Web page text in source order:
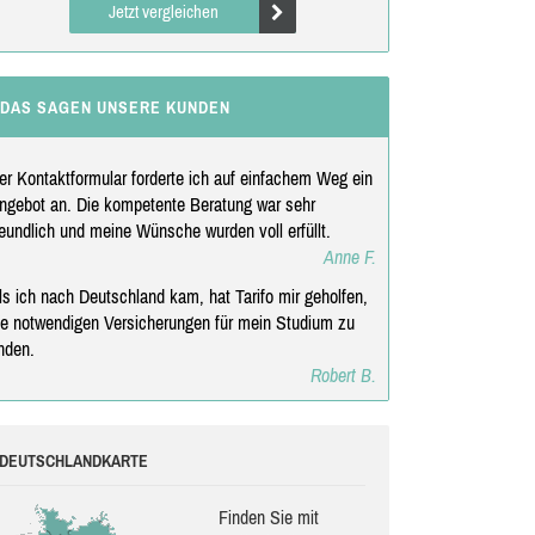
Jetzt vergleichen
DAS SAGEN UNSERE KUNDEN
Kontaktformular forderte ich auf einfachem Weg ein
an. Die kompetente Beratung war sehr
und meine Wünsche wurden voll erfüllt.
Anne F.
ich nach Deutschland kam, hat Tarifo mir geholfen,
notwendigen Versicherungen für mein Studium zu
Robert B.
DEUTSCHLANDKARTE
Finden Sie mit